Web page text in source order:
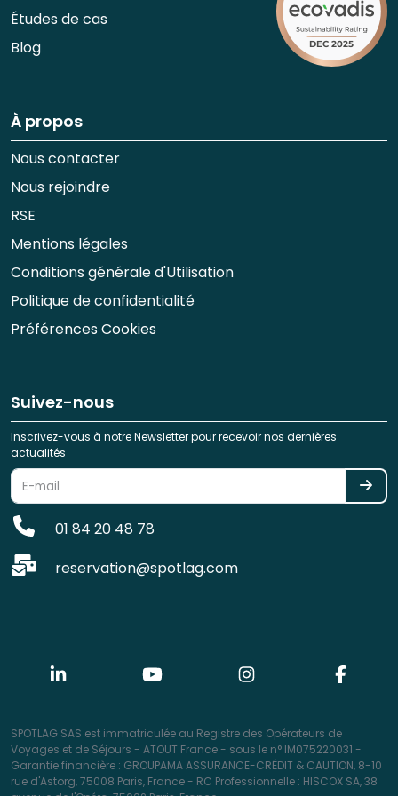
Études de cas
Blog
À propos
Nous contacter
Nous rejoindre
RSE
Mentions légales
Conditions générale d'Utilisation
Politique de confidentialité
Préférences Cookies
Suivez-nous
Inscrivez-vous à notre Newsletter pour recevoir nos dernières
actualités
01 84 20 48 78
reservation@spotlag.com
SPOTLAG SAS est immatriculée au Registre des Opérateurs de
Voyages et de Séjours - ATOUT France - sous le n° IM075220031 -
Garantie financière : GROUPAMA ASSURANCE-CRÉDIT & CAUTION, 8-10
rue d'Astorg, 75008 Paris, France - RC Professionnelle : HISCOX SA, 38